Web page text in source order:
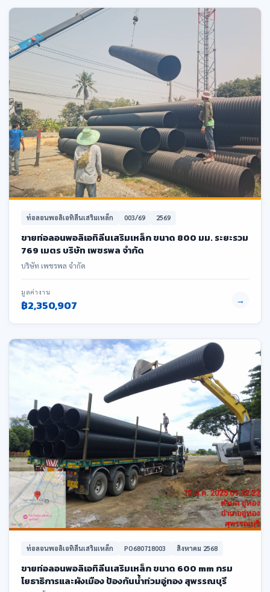
ท่อลอนพอลิเอทิลีนเสริมเหล็ก 003/69 2569
ขายท่อลอนพอลิเอทิลีนเสริมเหล็ก ขนาด 800 มม. ระยะรวม
769 เมตร บริษัท เพชรพล จำกัด
บริษัท เพชรพล จำกัด
มูลค่างาน
฿2,350,907 →
ท่อลอนพอลิเอทิลีนเสริมเหล็ก PO680718003 สิงหาคม 2568
ขายท่อลอนพอลิเอทิลีนเสริมเหล็ก ขนาด 600 mm กรม
โยธาธิการและผังเมือง ป้องกันน้ำท่วมอู่ทอง สุพรรณบุรี